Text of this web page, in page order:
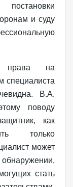
и суду
права на
специалиста
В.А.
поводу
как
только
может
стать